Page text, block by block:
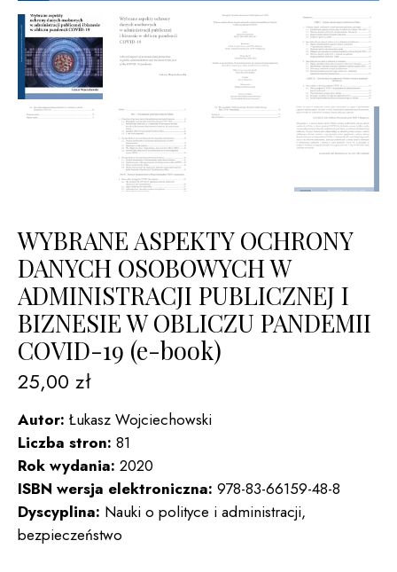
WYBRANE ASPEKTY OCHRONY
DANYCH OSOBOWYCH W
ADMINISTRACJI PUBLICZNEJ I
BIZNESIE W OBLICZU PANDEMII
COVID-19 (e-book)
25,00 zł
Autor: Łukasz Wojciechowski
Liczba stron: 81
Rok wydania: 2020
ISBN wersja elektroniczna: 978-83-66159-48-8
Dyscyplina: Nauki o polityce i administracji,
bezpieczeństwo